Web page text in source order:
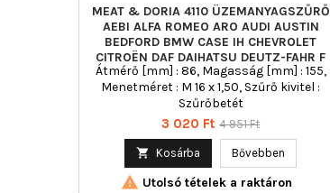
MEAT & DORIA 4110 ÜZEMANYAGSZŰRŐ
AEBI ALFA ROMEO ARO AUDI AUSTIN
BEDFORD BMW CASE IH CHEVROLET
CITROËN DAF DAIHATSU DEUTZ-FAHR F
Átmérő [mm] : 86, Magasság [mm] : 155,
Menetméret : M 16 x 1,50, Szűrő kivitel :
Szűrőbetét
Ár
3 020 Ft Normál
4 951 Ft
 Kosárba Bővebben
 Utolsó tételek a raktáron